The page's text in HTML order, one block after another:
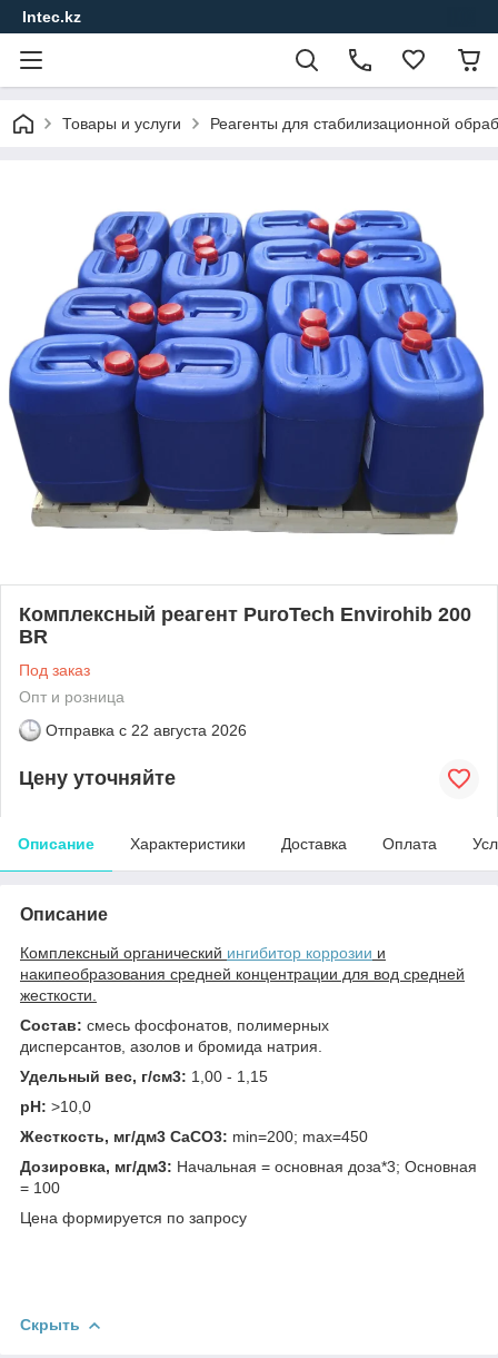
Intec.kz
Товары и услуги Реагенты для стабилизационной
Комплексный реагент PuroTech Envirohib 200
BR
Под заказ
Опт и розница
Отправка с 22 августа 2026
Цену уточняйте
Описание Характеристики Доставка Оплата
Описание
Комплексный органический ингибитор коррозии и
накипеобразования средней концентрации для вод средней
жесткости.
Состав: смесь фосфонатов, полимерных
дисперсантов, азолов и бромида натрия.
Удельный вес, г/см3: 1,00 - 1,15
pH: >10,0
Жесткость, мг/дм3 CaCO3: min=200; max=450
Дозировка, мг/дм3: Начальная = основная доза*3; Основная
= 100
Цена формируется по запросу
Скрыть